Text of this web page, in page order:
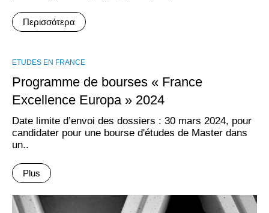
Περισσότερα
ΕTUDES EN FRANCE
Programme de bourses « France
Excellence Europa » 2024
Date limite d’envoi des dossiers : 30 mars 2024, pour
candidater pour une bourse d'études de Master dans
un..
Plus